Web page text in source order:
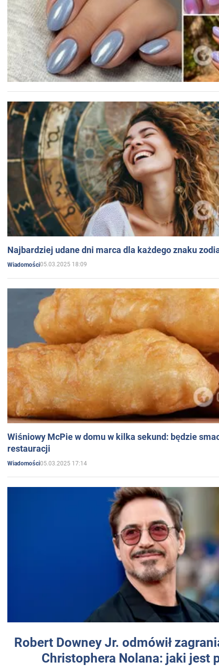
Najbardziej udane dni marca dla każdego znaku
Wiadomości05.03.2025 18:09
Wiśniowy McPie w domu w kilka sekund: będzie
restauracji
Wiadomości05.03.2025 17:14
Robert Downey Jr. odmówił
Christophera Nolana: jaki jest